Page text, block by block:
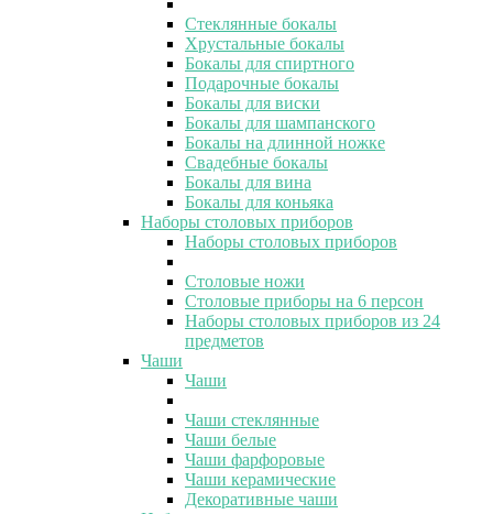
Стеклянные бокалы
Хрустальные бокалы
Бокалы для спиртного
Подарочные бокалы
Бокалы для виски
Бокалы для шампанского
Бокалы на длинной ножке
Свадебные бокалы
Бокалы для вина
Бокалы для коньяка
Наборы столовых приборов
Наборы столовых приборов
Столовые ножи
Столовые приборы на 6 персон
Наборы столовых приборов из 24
предметов
Чаши
Чаши
Чаши стеклянные
Чаши белые
Чаши фарфоровые
Чаши керамические
Декоративные чаши